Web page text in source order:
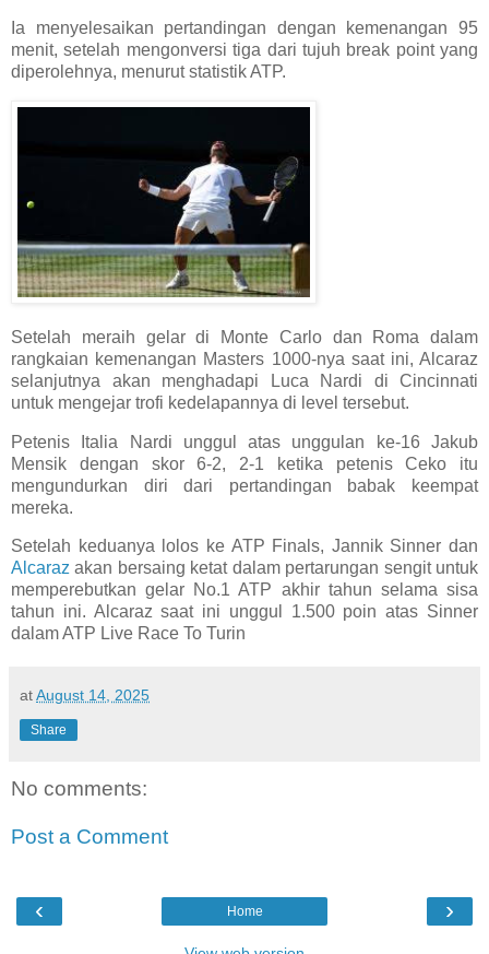
Ia menyelesaikan pertandingan dengan kemenangan 95
menit, setelah mengonversi tiga dari tujuh break point yang
diperolehnya, menurut statistik ATP.
Setelah meraih gelar di Monte Carlo dan Roma dalam
rangkaian kemenangan Masters 1000-nya saat ini, Alcaraz
selanjutnya akan menghadapi Luca Nardi di Cincinnati
untuk mengejar trofi kedelapannya di level tersebut.
Petenis Italia Nardi unggul atas unggulan ke-16 Jakub
Mensik dengan skor 6-2, 2-1 ketika petenis Ceko itu
mengundurkan diri dari pertandingan babak keempat
mereka.
Setelah keduanya lolos ke ATP Finals, Jannik Sinner dan
Alcaraz akan bersaing ketat dalam pertarungan sengit untuk
memperebutkan gelar No.1 ATP akhir tahun selama sisa
tahun ini. Alcaraz saat ini unggul 1.500 poin atas Sinner
dalam ATP Live Race To Turin
atAugust 14, 2025
Share
No comments:
Post a Comment
‹ ›
Home